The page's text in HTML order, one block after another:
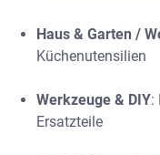
Haus & Garten /
Küchenutensilien
Werkzeuge & DIY:
Ersatzteile